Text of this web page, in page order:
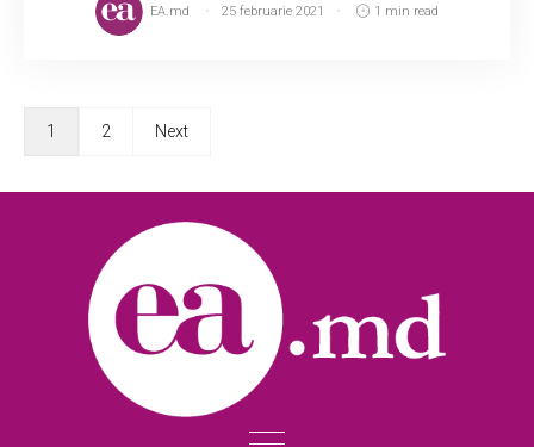
EA.md 25 februarie 2021 1 min read
1 2 Next